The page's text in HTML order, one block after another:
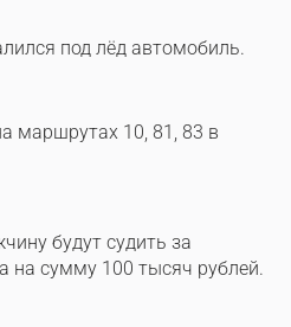
под лёд автомобиль.
маршрутах 10, 81, 83 в
будут судить за
на сумму 100 тысяч рублей.